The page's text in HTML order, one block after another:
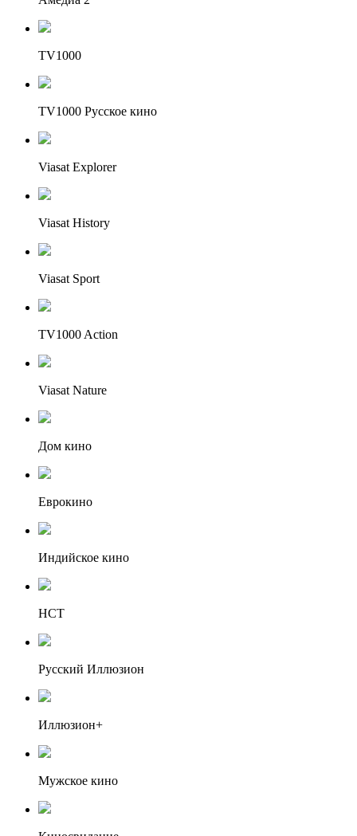
TV1000
TV1000 Русское кино
Viasat Explorer
Viasat History
Viasat Sport
TV1000 Action
Viasat Nature
Дом кино
Еврокино
Индийское кино
НСТ
Русский Иллюзион
Иллюзион+
Мужское кино